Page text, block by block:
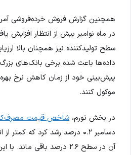
همچنین گزارش فروش خرده‌فروشی
در ماه نوامبر بیش از انتظار افزایش
سطح تولیدکننده نیز همچنان بالا
داده‌ها باعث شده برخی بانک‌های
پیش‌بینی خود از زمان کاهش نرخ
موکول کنند.
در بخش تورم، شاخص قیمت
دسامبر ۰.۲ درصد رشد کرد که کمتر
آن در سطح ۲.۶ درصد باقی